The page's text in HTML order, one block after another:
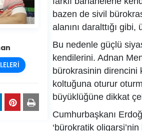
bazen de sivil
alanını daralttığı
Bu nedenle güçlü
kendilerini. Adnan
bürokrasinin direncini
koltuğuna oturur
büyüklüğüne dikkat
Cumhurbaşkanı
‘bürokratik